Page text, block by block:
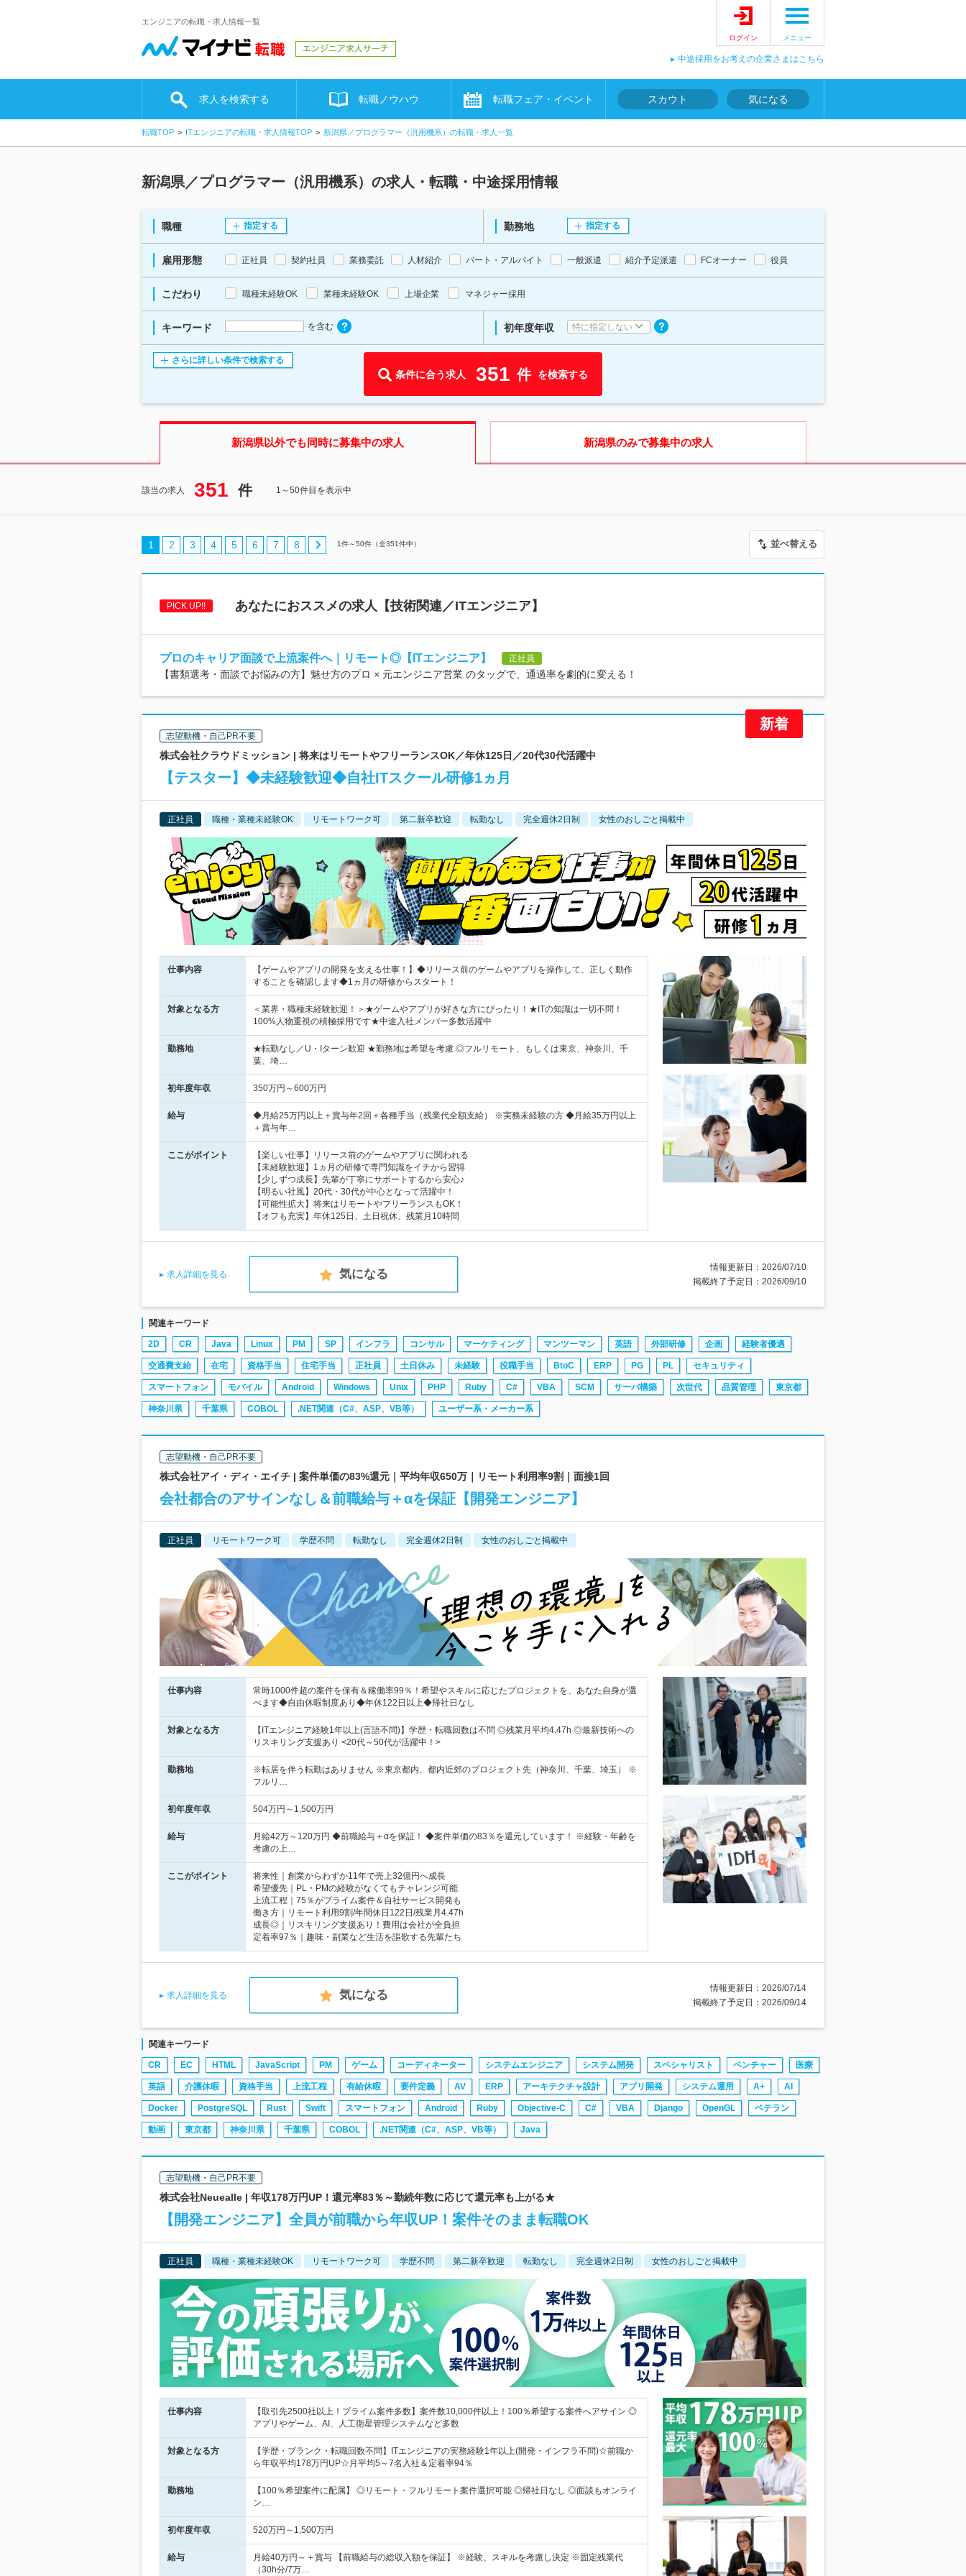
エンジニアの転職・求人情報一覧
ログイン メニュー
中途採用をお考えの企業さまはこちら
求人を検索する 転職ノウハウ 転職フェア・イベント スカウト 気になる
転職TOP ITエンジニアの転職・求人情報TOP 新潟県／プログラマー（汎用機系）の転職・求人一覧
新潟県／プログラマー（汎用機系）の求人・転職・中途採用情報
職種 指定する 勤務地 指定する
雇用形態 正社員 契約社員 業務委託 人材紹介 パート・アルバイト 一般派遣 紹介予定派遣 FCオーナー 役員
こだわり 職種未経験OK 業種未経験OK 上場企業 マネジャー採用
キーワード を含む 初年度年収 特に指定しない
さらに詳しい条件で検索する
条件に合う求人 351 件 を検索する
新潟県以外でも同時に募集中の求人 新潟県のみで募集中の求人
該当の求人 351 件 1～50件目を表示中
1 2 3 4 5 6 7 8 1件～50件（全351件中） 並べ替える
PICK UP!! あなたにおススメの求人【技術関連／ITエンジニア】
プロのキャリア面談で上流案件へ｜リモート◎【ITエンジニア】 正社員
【書類選考・面談でお悩みの方】魅せ方のプロ × 元エンジニア営業 のタッグで、通過率を劇的に変える！
志望動機・自己PR不要
株式会社クラウドミッション | 将来はリモートやフリーランスOK／年休125日／20代30代活躍中
【テスター】◆未経験歓迎◆自社ITスクール研修1ヵ月
正社員 職種・業種未経験OK リモートワーク可 第二新卒歓迎 転勤なし 完全週休2日制 女性のおしごと掲載中
仕事内容
【ゲームやアプリの開発を支える仕事！】◆リリース前のゲームやアプリを操作して、正しく動作
することを確認します◆1ヵ月の研修からスタート！
対象となる方
＜業界・職種未経験歓迎！＞★ゲームやアプリが好きな方にぴったり！★ITの知識は一切不問！
100%人物重視の積極採用です★中途入社メンバー多数活躍中
勤務地
★転勤なし／U・Iターン歓迎 ★勤務地は希望を考慮 ◎フルリモート、もしくは東京、神奈川、千
葉、埼…
初年度年収 350万円～600万円
給与
◆月給25万円以上＋賞与年2回＋各種手当（残業代全額支給） ※実務未経験の方 ◆月給35万円以上
＋賞与年…
ここがポイント
【楽しい仕事】リリース前のゲームやアプリに関われる
【未経験歓迎】1ヵ月の研修で専門知識をイチから習得
【少しずつ成長】先輩が丁寧にサポートするから安心♪
【明るい社風】20代・30代が中心となって活躍中！
【可能性拡大】将来はリモートやフリーランスもOK！
【オフも充実】年休125日、土日祝休、残業月10時間
求人詳細を見る 気になる
情報更新日：2026/07/10
掲載終了予定日：2026/09/10
関連キーワード
2D CR Java Linux PM SP インフラ コンサル マーケティング マンツーマン 英語 外部研修 企画 経験者優遇
交通費支給 在宅 資格手当 住宅手当 正社員 土日休み 未経験 役職手当 BtoC ERP PG PL セキュリティ
スマートフォン モバイル Android Windows Unix PHP Ruby C# VBA SCM サーバ構築 次世代 品質管理 東京都
神奈川県 千葉県 COBOL .NET関連（C#、ASP、VB等） ユーザー系・メーカー系
志望動機・自己PR不要
株式会社アイ・ディ・エイチ | 案件単価の83%還元｜平均年収650万｜リモート利用率9割｜面接1回
会社都合のアサインなし＆前職給与＋αを保証【開発エンジニア】
正社員 リモートワーク可 学歴不問 転勤なし 完全週休2日制 女性のおしごと掲載中
仕事内容
常時1000件超の案件を保有＆稼働率99％！希望やスキルに応じたプロジェクトを、あなた自身が選
べます◆自由休暇制度あり◆年休122日以上◆帰社日なし
対象となる方
【ITエンジニア経験1年以上(言語不問)】学歴・転職回数は不問 ◎残業月平均4.47h ◎最新技術への
リスキリング支援あり <20代～50代が活躍中！>
勤務地
※転居を伴う転勤はありません ※東京都内、都内近郊のプロジェクト先（神奈川、千葉、埼玉） ※
フルリ…
初年度年収 504万円～1,500万円
給与
月給42万～120万円 ◆前職給与＋αを保証！ ◆案件単価の83％を還元しています！ ※経験・年齢を
考慮の上…
ここがポイント
将来性｜創業からわずか11年で売上32億円へ成長
希望優先｜PL・PMの経験がなくてもチャレンジ可能
上流工程｜75％がプライム案件＆自社サービス開発も
働き方｜リモート利用9割/年間休日122日/残業月4.47h
成長◎｜リスキリング支援あり！費用は会社が全負担
定着率97％｜趣味・副業など生活を謳歌する先輩たち
求人詳細を見る 気になる
情報更新日：2026/07/14
掲載終了予定日：2026/09/14
関連キーワード
CR EC HTML JavaScript PM ゲーム コーディネーター システムエンジニア システム開発 スペシャリスト ベンチャー 医療
英語 介護休暇 資格手当 上流工程 有給休暇 要件定義 AV ERP アーキテクチャ設計 アプリ開発 システム運用 A+ AI
Docker PostgreSQL Rust Swift スマートフォン Android Ruby Objective-C C# VBA Django OpenGL ベテラン
動画 東京都 神奈川県 千葉県 COBOL .NET関連（C#、ASP、VB等） Java
志望動機・自己PR不要
株式会社Neuealle | 年収178万円UP！還元率83％～勤続年数に応じて還元率も上がる★
【開発エンジニア】全員が前職から年収UP！案件そのまま転職OK
正社員 職種・業種未経験OK リモートワーク可 学歴不問 第二新卒歓迎 転勤なし 完全週休2日制 女性のおしごと掲載中
仕事内容
【取引先2500社以上！プライム案件多数】案件数10,000件以上！100％希望する案件へアサイン ◎
アプリやゲーム、AI、人工衛星管理システムなど多数
対象となる方
【学歴・ブランク・転職回数不問】ITエンジニアの実務経験1年以上(開発・インフラ不問)☆前職か
ら年収平均178万円UP☆月平均5～7名入社＆定着率94％
勤務地
【100％希望案件に配属】 ◎リモート・フルリモート案件選択可能 ◎帰社日なし ◎面談もオンライ
ン…
初年度年収 520万円～1,500万円
給与
月給40万円～＋賞与 【前職給与の総収入額を保証】 ※経験、スキルを考慮し決定 ※固定残業代
（30h分/7万…